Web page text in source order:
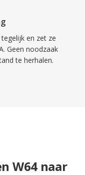
en zet ze
Geen noodzaak
te herhalen.
W64 naar